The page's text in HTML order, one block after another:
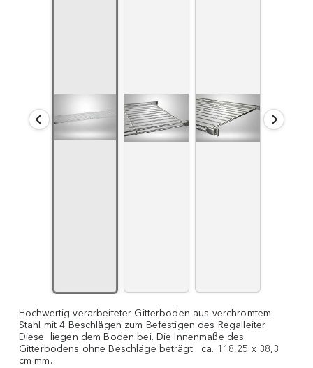
Hochwertig verarbeiteter Gitterboden aus verchromtem
Stahl mit 4 Beschlägen zum Befestigen des Regalleiter
Diese liegen dem Boden bei. Die Innenmaße des
Gitterbodens ohne Beschläge beträgt ca. 118,25 x 38,3
cm mm.